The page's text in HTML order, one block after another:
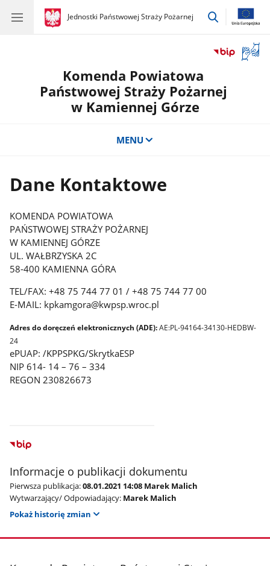
gov.pl
Jednostki Państwowej Straży Pożarnej
gov.pl
Jednostki
przejdź
okno
Komenda Powiatowa
Państwowej Straży Pożarnej
w Kamiennej Górze
MENU
Dane Kontaktowe
KOMENDA POWIATOWA
PAŃSTWOWEJ STRAŻY POŻARNEJ
W KAMIENNEJ GÓRZE
UL. WAŁBRZYSKA 2C
58-400 KAMIENNA GÓRA
TEL/FAX: +48 75 744 77 01 / +48 75 744 77 00
E-MAIL: kpkamgora@kwpsp.wroc.pl
Adres do doręczeń elektronicznych (ADE):AE:PL-94164-34130-HEDBW-
24
ePUAP: /KPPSPKG/SkrytkaESP
NIP 614- 14 – 76 – 334
REGON 230826673
Informacje o publikacji dokumentu
Pierwsza publikacja:08.01.2021 14:08 Marek Malich
Wytwarzający/ Odpowiadający: Marek Malich
Pokaż historię zmian